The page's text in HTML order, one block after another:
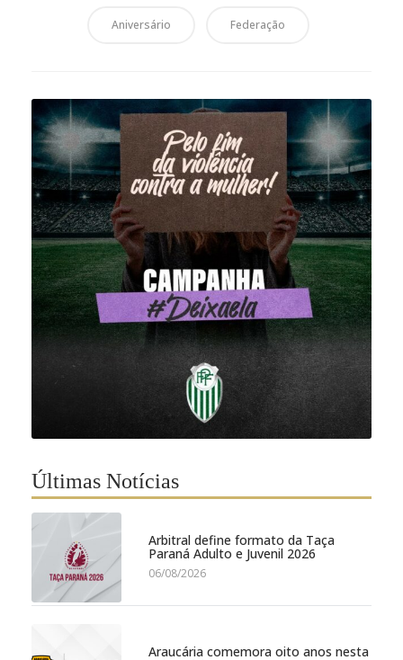
Aniversário Federação
Últimas Notícias
Arbitral define formato da Taça
Paraná Adulto e Juvenil 2026
06/08/2026
Araucária comemora oito anos nesta